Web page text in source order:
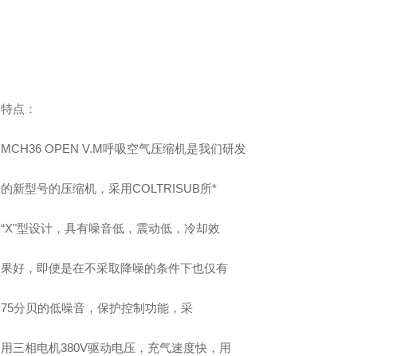
特点：
MCH36 OPEN V.M呼吸空气压缩机是我们研发
的新型号的压缩机，采用COLTRISUB所*
“X"型设计，具有噪音低，震动低，冷却效
果好，即便是在不采取降噪的条件下也仅有
75分贝的低噪音，保护控制功能，采
用三相电机380V驱动电压，充气速度快，用